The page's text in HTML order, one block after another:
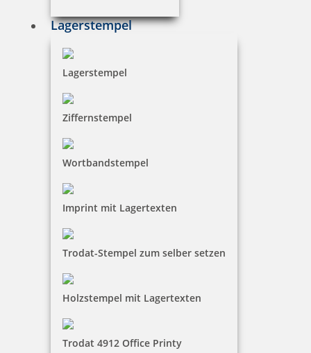
Lagerstempel
Lagerstempel
Ziffernstempel
Wortbandstempel
Imprint mit Lagertexten
Trodat-Stempel zum selber setzen
Holzstempel mit Lagertexten
Trodat 4912 Office Printy